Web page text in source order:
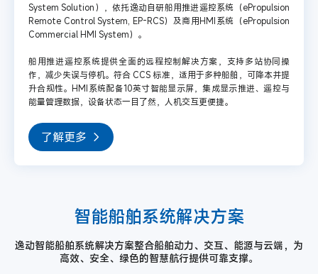
System Solution），依托逸动自研船用推进遥控系统（ePropulsion
Remote Control System, EP-RCS）及商用HMI系统（ePropulsion
Commercial HMI System）。
船用推进遥控系统提供全面的远程控制解决方案，支持多站协同操
作，减少失误与停机。符合 CCS 标准，适用于多种船舶，可降本并提
升合规性。HMI系统配备10英寸智能显示屏，集成显示推进、遥控与
能量管理数据，设备状态一目了然，人机交互更便捷。
了解更多
智能船舶系统解决方案
逸动智能船舶系统解决方案整合船舶动力、交互、能源与云端，为
高效、安全、绿色的智慧航行提供可靠支撑。